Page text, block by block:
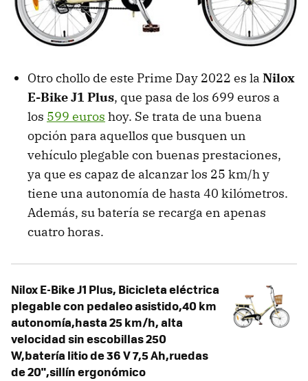
Otro chollo de este Prime Day 2022 es la Nilox
E-Bike J1 Plus, que pasa de los 699 euros a
los 599 euros hoy. Se trata de una buena
opción para aquellos que busquen un
vehículo plegable con buenas prestaciones,
ya que es capaz de alcanzar los 25 km/h y
tiene una autonomía de hasta 40 kilómetros.
Además, su batería se recarga en apenas
cuatro horas.
Nilox E-Bike J1 Plus, Bicicleta eléctrica
plegable con pedaleo asistido,40 km
autonomía,hasta 25 km/h, alta
velocidad sin escobillas 250
W,batería litio de 36 V 7,5 Ah,ruedas
de 20",sillín ergonómico